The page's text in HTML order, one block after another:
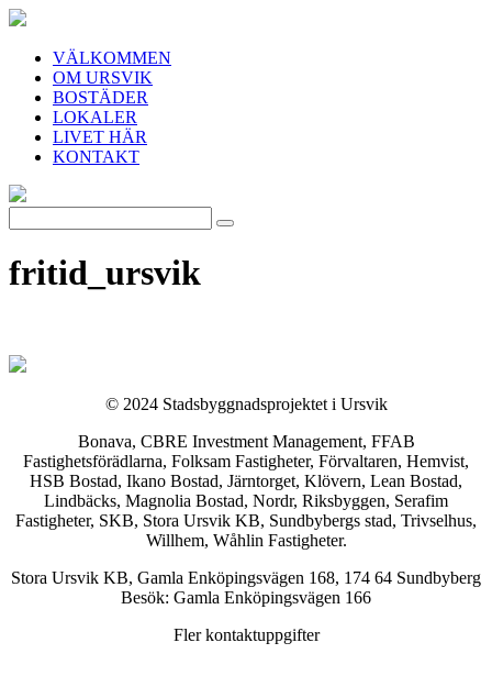
VÄLKOMMEN
OM URSVIK
BOSTÄDER
LOKALER
LIVET HÄR
KONTAKT
fritid_ursvik
© 2024 Stadsbyggnadsprojektet i Ursvik
Bonava, CBRE Investment Management, FFAB
Fastighetsförädlarna, Folksam Fastigheter, Förvaltaren, Hemvist,
HSB Bostad, Ikano Bostad, Järntorget, Klövern, Lean Bostad,
Lindbäcks, Magnolia Bostad, Nordr, Riksbyggen, Serafim
Fastigheter, SKB, Stora Ursvik KB, Sundbybergs stad, Trivselhus,
Willhem, Wåhlin Fastigheter.
Stora Ursvik KB, Gamla Enköpingsvägen 168, 174 64 Sundbyberg
Besök: Gamla Enköpingsvägen 166
Fler kontaktuppgifter